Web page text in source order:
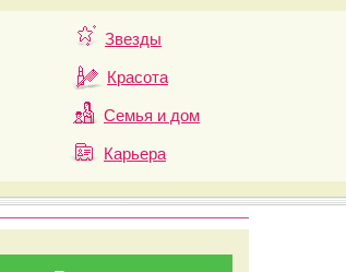
Звезды
Красота
Семья и дом
Карьера